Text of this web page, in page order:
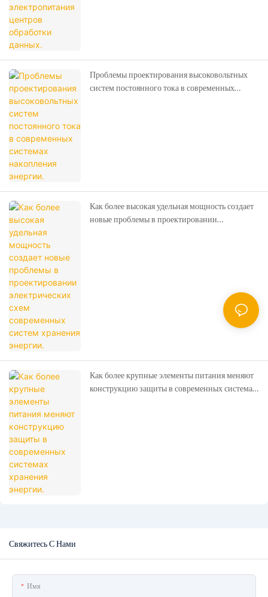
Проблемы проектирования высоковольтных
систем постоянного тока в современных
Как более высокая удельная мощность создает
новые проблемы в проектировании
Как более крупные элементы питания меняют
конструкцию защиты в современных системах
Свяжитесь С Нами
Имя